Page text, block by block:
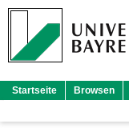
Startseite Browsen